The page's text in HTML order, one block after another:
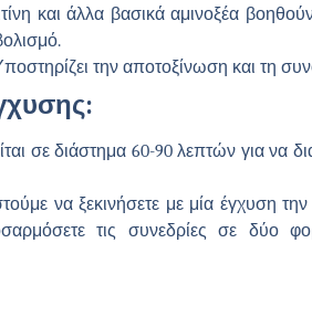
και άλλα βασικά αμινοξέα
την αποτοξίνωση και τη
σε διάστημα 60-90 λεπτών για να
να ξεκινήσετε με μία έγχυση
τις συνεδρίες σε δύο